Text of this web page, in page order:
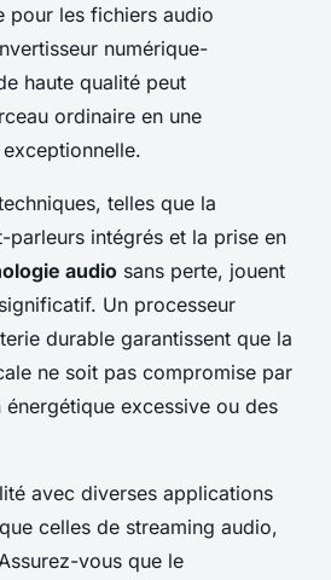
pour les fichiers audio
numérique-
haute qualité peut
ordinaire en une
telles que la
parleurs intégrés et la prise en
audio sans perte, jouent
Un processeur
durable garantissent que la
ne soit pas compromise par
excessive ou des
avec diverses applications
celles de streaming audio,
vous que le